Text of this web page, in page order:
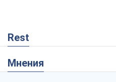
Rest
Мнения